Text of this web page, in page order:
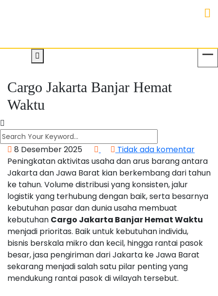
Cargo Jakarta Banjar Hemat
Waktu
8 Desember 2025
Tidak ada komentar
Peningkatan aktivitas usaha dan arus barang antara
Jakarta dan Jawa Barat kian berkembang dari tahun
ke tahun. Volume distribusi yang konsisten, jalur
logistik yang terhubung dengan baik, serta besarnya
kebutuhan pasar dan dunia usaha membuat
kebutuhan Cargo Jakarta Banjar Hemat Waktu
menjadi prioritas. Baik untuk kebutuhan individu,
bisnis berskala mikro dan kecil, hingga rantai pasok
besar, jasa pengiriman dari Jakarta ke Jawa Barat
sekarang menjadi salah satu pilar penting yang
mendukung rantai pasok di wilayah tersebut.